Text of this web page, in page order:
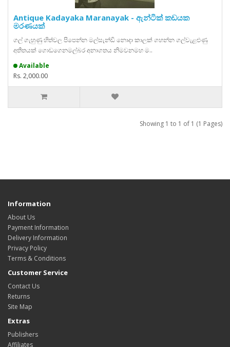
Antique Kadayaka Maranayak - ඇන්ටික් කඩයක
මරණයක්
ගල් ගැහුණු හිත්වල පිපෙන්න මල්සැන්ඩි නොදා කාලක් ගහන්න ගල්වැළළුණු
අතීතයක් ගොඩගෙනමල්බර අනාගතය නිමවනමහ ම..
Available
Rs. 2,000.00
Showing 1 to 1 of 1 (1 Pages)
Information
About Us
Payment Information
Delivery Information
Privacy Policy
Terms & Conditions
Customer Service
Contact Us
Returns
Site Map
Extras
Publishers
Affiliates